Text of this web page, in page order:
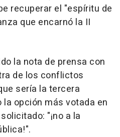
recuperar el "espíritu de
que encarnó la II
la nota de prensa con
de los conflictos
sería la tercera
opción más votada en
"¡no a la